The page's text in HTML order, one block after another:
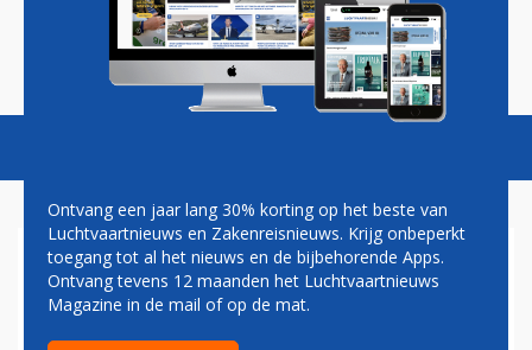
Magazine Podcasts Vacatures
OPROEP TOT PROTEST
Ontvang een jaar lang 30% korting op het beste van
Luchtvaartnieuws en Zakenreisnieuws. Krijg onbeperkt
toegang tot al het nieuws en de bijbehorende Apps.
Ontvang tevens 12 maanden het Luchtvaartnieuws
Magazine in de mail of op de mat.